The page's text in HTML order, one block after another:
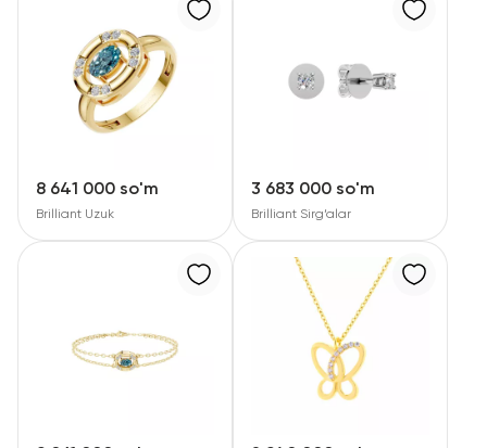
8 641 000 so'm
Brilliant Uzuk
3 683 000 so'm
Brilliant Sirg‘alar